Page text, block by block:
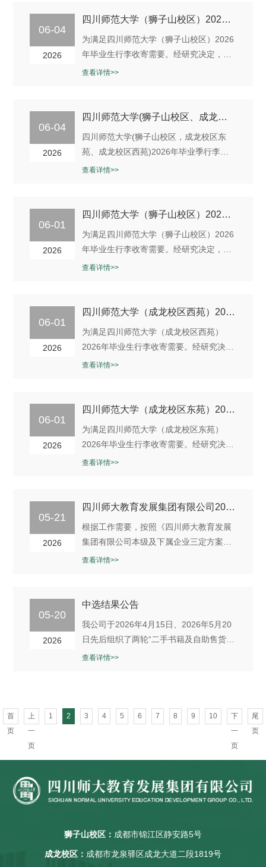
服务事宜。兹邀请符合本次比选要求的从
就有关事项公告如下：一、项目概况
（一）项目名称：四川师范大学（成龙校
区...
06-04
2026
四川师范大学（狮子山校区）2026年 毕业季行李收寄服务第二次比选公告
为满足四川师范大学（狮子山校区）2026
年毕业生行李收寄需要。经研究决定，我
公司拟面向社会寻求从业经验丰富、品牌
宜。兹邀请符合本次比选要求的从事快递
事项公告如下：一、项目概况（一）项目
名称：四川师范大学（狮子山校区...
查看详情>>
06-04
2026
四川师范大学(狮子山校区、成龙校区东苑、成龙校区西苑)2026年毕业季行李收寄服务流标公告
四川师范大学(狮子山校区，成龙校区东
苑、成龙校区西苑)2026年毕业季行李收
寄服务项目，因本次有效响应人不足三
年6月4日
查看详情>>
06-01
2026
四川师范大学（狮子山校区）2026年毕业季行李收寄服务比选公告
为满足四川师范大学（狮子山校区）2026
年毕业生行李收寄需要。经研究决定，我
公司拟面向社会寻求从业经验丰富、品牌
宜。兹邀请符合本次比选要求的从事快递
事项公告如下：一、项目概况（一）项目
名称：四川师范大学（狮子山校区...
查看详情>>
06-01
2026
四川师范大学（成龙校区西苑）2026年毕业季行李收寄服务比选公告
为满足四川师范大学（成龙校区西苑）
2026年毕业生行李收寄需要。经研究决
定，我公司拟面向社会寻求从业经验丰
服务事宜。兹邀请符合本次比选要求的从
就有关事项公告如下：一、项目概况
（一）项目名称：四川师范大学（成龙校
区...
查看详情>>
06-01
2026
四川师范大学（成龙校区东苑）2026年 毕业季行李收寄服务比选公告
为满足四川师范大学（成龙校区东苑）
2026年毕业生行李收寄需要。经研究决
定，我公司拟面向社会寻求从业经验丰
服务事宜。兹邀请符合本次比选要求的从
就有关事项公告如下：一、项目概况
（一）项目名称：四川师范大学（成龙校
区...
查看详情>>
05-21
2026
四川师大教育发展集团有限公司2026年内部竞聘公告（二）
根据工作需要，按照《四川师大教育发展
集团有限公司本级及下属企业三定方案》
规定，经研究，决定开展四川师大教育发
关事项公告如下：一、基本原则（一）坚
坚持能上能下、择优聘用原则；（三）坚
持群众公认、注重实绩原则；（四）...
查看详情>>
05-20
2026
中选结果公告
我公司于2026年4月15日、2026年5月20
日先后组织了两轮“二手书籍及自助售货机
处置项目”公开竞价。因两轮有效报价均低
公告》第二条“处置方式”之规定：“经2轮
挂网征集到的意向人报价均低于处置底价
查看详情>>
首
页
上
一
页
1 2 3 4 5 6 7 8 9 10
下
一
页
尾
页
狮子山校区： 成都市锦江区静安路5号
成龙校区： 成都市龙泉驿区成龙大道二段1819号